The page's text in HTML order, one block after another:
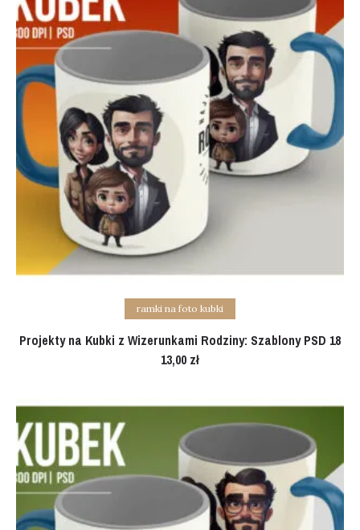
Add to cart
ramki na foto kubki
Projekty na Kubki z Wizerunkami Rodziny: Szablony PSD 18
13,00 zł